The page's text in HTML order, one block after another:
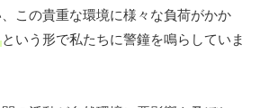
この貴重な環境に様々な負荷がかか
という形で私たちに警鐘を鳴らしていま